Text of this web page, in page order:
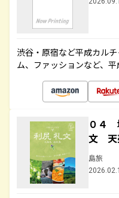
渋谷・原宿など平成カル
ム、ファッションなど、
０４
文 天
島旅